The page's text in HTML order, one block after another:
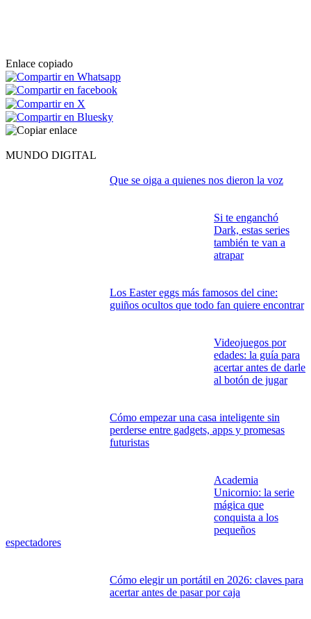
Enlace copiado
MUNDO DIGITAL
Que se oiga a quienes nos dieron la voz
Si te enganchó
Dark, estas series
también te van a
atrapar
Los Easter eggs más famosos del cine:
guiños ocultos que todo fan quiere encontrar
Videojuegos por
edades: la guía para
acertar antes de darle
al botón de jugar
Cómo empezar una casa inteligente sin
perderse entre gadgets, apps y promesas
futuristas
Academia
Unicornio: la serie
mágica que
conquista a los
pequeños
espectadores
Cómo elegir un portátil en 2026: claves para
acertar antes de pasar por caja